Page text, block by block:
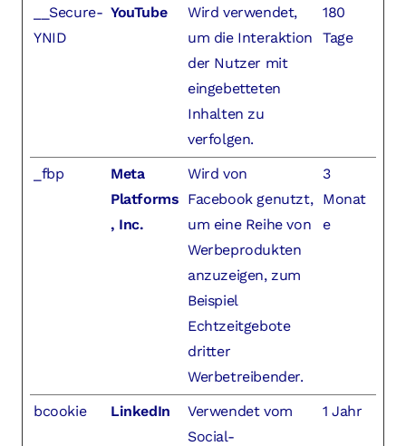
__Secure-
YNID
YouTube
Wird verwendet,
um die Interaktion
der Nutzer mit
eingebetteten
Inhalten zu
verfolgen.
180
Tage
_fbp
Meta
Platforms
, Inc.
Wird von
Facebook genutzt,
um eine Reihe von
Werbeprodukten
anzuzeigen, zum
Beispiel
Echtzeitgebote
dritter
Werbetreibender.
3
Monat
e
bcookie LinkedIn
Verwendet vom
Social-
1 Jahr